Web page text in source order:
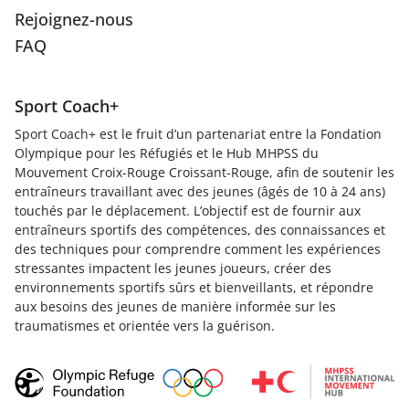
Rejoignez-nous
FAQ
Sport Coach+
Sport Coach+ est le fruit d’un partenariat entre la Fondation
Olympique pour les Réfugiés et le Hub MHPSS du
Mouvement Croix-Rouge Croissant-Rouge, afin de soutenir les
entraîneurs travaillant avec des jeunes (âgés de 10 à 24 ans)
touchés par le déplacement. L’objectif est de fournir aux
entraîneurs sportifs des compétences, des connaissances et
des techniques pour comprendre comment les expériences
stressantes impactent les jeunes joueurs, créer des
environnements sportifs sûrs et bienveillants, et répondre
aux besoins des jeunes de manière informée sur les
traumatismes et orientée vers la guérison.